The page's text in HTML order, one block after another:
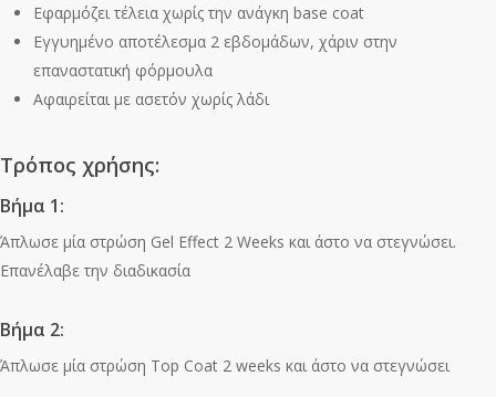
Εφαρμόζει τέλεια χωρίς την ανάγκη base coat
Εγγυημένο αποτέλεσμα 2 εβδομάδων, χάριν στην
επαναστατική φόρμουλα
Αφαιρείται με ασετόν χωρίς λάδι
Τρόπος χρήσης:
Βήμα 1:
Άπλωσε μία στρώση Gel Effect 2 Weeks και άστο να στεγνώσει.
Επανέλαβε την διαδικασία
Βήμα 2:
Άπλωσε μία στρώση Top Coat 2 weeks και άστο να στεγνώσει